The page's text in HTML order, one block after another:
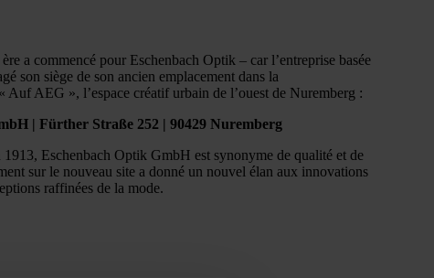
a commencé pour Eschenbach Optik – car l’entreprise basée
son siège de son ancien emplacement dans la
Auf AEG », l’espace créatif urbain de l’ouest de Nuremberg :
| Fürther Straße 252 | 90429 Nuremberg
Eschenbach Optik GmbH est synonyme de qualité et de
sur le nouveau site a donné un nouvel élan aux innovations
raffinées de la mode.